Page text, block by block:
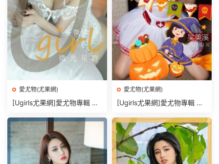
愛尤物(尤果網)
[Ugirls尤果網]愛尤物專輯 N
P]
愛尤物(尤果網)
[Ugirls尤果網]愛尤物專輯 N
[35P]